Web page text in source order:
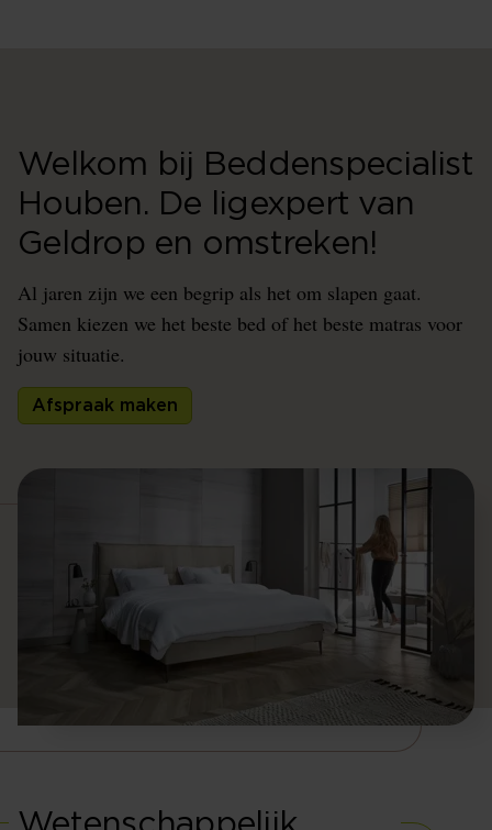
Welkom bij Beddenspecialist
Houben. De ligexpert van
Geldrop en omstreken!
Al jaren zijn we een begrip als het om slapen gaat.
Samen kiezen we het beste bed of het beste matras voor
jouw situatie.
Afspraak maken